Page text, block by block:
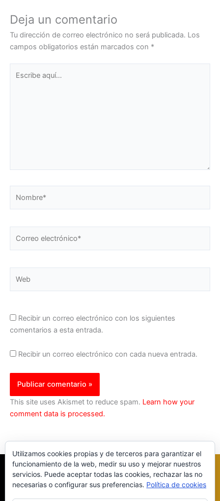
Deja un comentario
Tu dirección de correo electrónico no será publicada. Los
campos obligatorios están marcados con *
aquí...
electrónico*
Recibir un correo electrónico con los siguientes
comentarios a esta entrada.
Recibir un correo electrónico con cada nueva entrada.
This site uses Akismet to reduce spam. Learn how your
comment data is processed.
Utilizamos cookies propias y de terceros para garantizar el
funcionamiento de la web, medir su uso y mejorar nuestros
servicios. Puede aceptar todas las cookies, rechazar las no
necesarias o configurar sus preferencias. Política de cookies